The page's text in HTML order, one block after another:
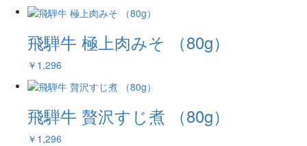
飛騨牛 極上肉みそ （80g）
￥1,296
飛騨牛 贅沢すじ煮 （80g）
￥1,296